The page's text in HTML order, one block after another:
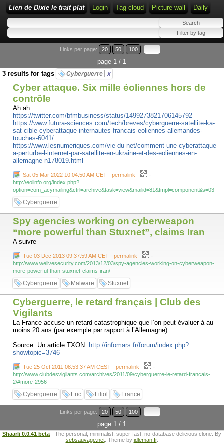
Lien de Dixie le trait plat Login Tag cloud Picture wall Daily
Links per page: 20 50 100
page 1 / 1
3 results for tags
Cyberguerre x
Cyber attaque. Six mille éoliennes hors de
contrôle
Ah ah
https://twitter.com/bfmbusiness/status/1499273821706145792
https://www.futura-sciences.com/tech/breves/cyberguerre-satellite-ka-
sat-cible-cyberattaque-internautes-francais-eoliennes-allemandes-
touches-6041/
https://www.lesnumeriques.com/vie-du-net/comment-une-cyberattaque-
a-perturbe-l-internet-par-satellite-en-ukraine-et-des-eoliennes-en-
allemagne-n178019.html
Sat 05 Mar 2022 10:04:50 AM CET - permalink - -
http://eolinfo.org/index.php?
option=com_acymailing&ctrl=archive&task=view&mailid=81&tmpl=component&s=03
Cyberguerre
Spy agencies working on cyberweapon
“more powerful than Stuxnet”, claims Iran
A suivre
Tue 03 Dec 2013 09:37:59 AM CET - permalink - -
http://www.welivesecurity.com/2013/12/03/spy-agencies-working-on-cyberweapon-
more-powerful-than-stuxnet-claims-iran/
Cyberguerre Malware Stuxnet
Cyberguerre, le retard français | Club des
Vigilants
La France accuse un retard catastrophique que l’on peut évaluer à au
moins 20 ans (par exemple par rapport à l’Allemagne).
Source: Un article TXON: http://infomars.fr/forum/index.php?
showtopic=3746
Tue 25 Oct 2011 08:53:37 AM CEST - permalink - -
http://www.clubdesvigilants.com/archives/2011/09/cyberguerre-le-retard-francais-
2/#more-2956
Cyberguerre Eric Filiol France
Links per page: 20 50 100
page 1 / 1
Shaarli 0.0.41 beta - The personal, minimalist, super-fast, no-database delicious clone. By
sebsauvage.net. Theme by idleman.fr.